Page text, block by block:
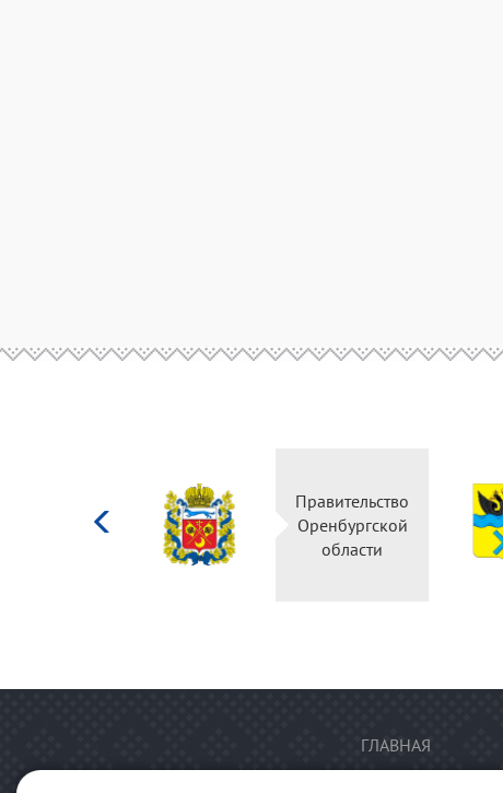
Правительство
Оренбургской
области
ГЛАВНАЯ